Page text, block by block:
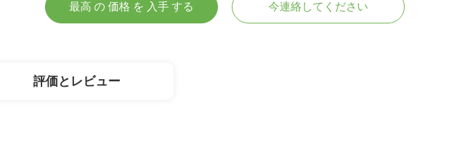
最高 の 価格 を 入手 する 今連絡してください
評価とレビュー